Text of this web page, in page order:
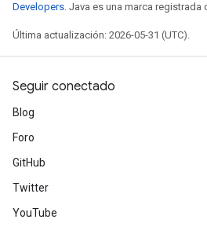
Developers. Java es una marca
Última actualización: 2026-05-31 (UTC).
Seguir conectado
Blog
Foro
GitHub
Twitter
YouTube